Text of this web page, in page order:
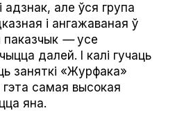
адзнак, але ўся група
і ангажаваная ў
—усе
далей. І калі гучаць
заняткі «Журфака»
самая высокая
яна.